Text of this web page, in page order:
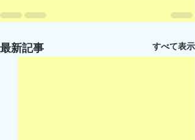
最新記事 すべて表示